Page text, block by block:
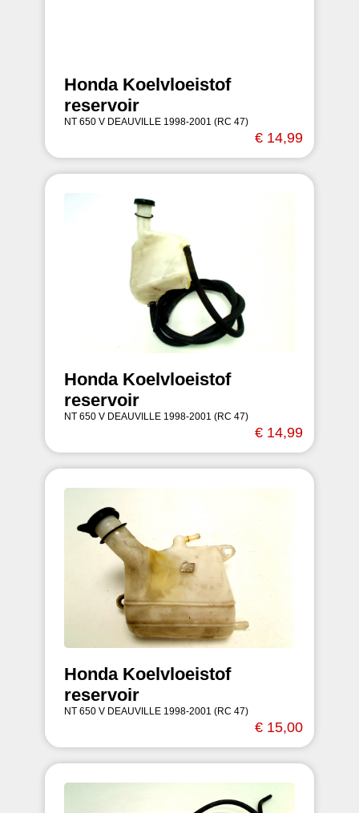
Honda Koelvloeistof
reservoir
NT 650 V DEAUVILLE 1998-2001 (RC 47)
€ 14,99
Honda Koelvloeistof
reservoir
NT 650 V DEAUVILLE 1998-2001 (RC 47)
€ 14,99
Honda Koelvloeistof
reservoir
NT 650 V DEAUVILLE 1998-2001 (RC 47)
€ 15,00